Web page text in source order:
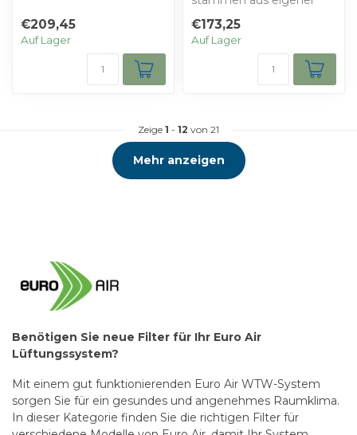
€209,45
Auf Lager
nach der ISO-N...
€173,25
Auf Lager
Zeige 1 - 12 von 21
Mehr anzeigen
Benötigen Sie neue Filter für Ihr Euro Air
Lüftungssystem?
Mit einem gut funktionierenden Euro Air WTW-System
sorgen Sie für ein gesundes und angenehmes Raumklima.
In dieser Kategorie finden Sie die richtigen Filter für